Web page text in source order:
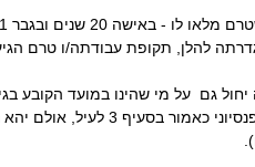
להלן, תקופת עבודתה/ו טרם
חובת ביטוח